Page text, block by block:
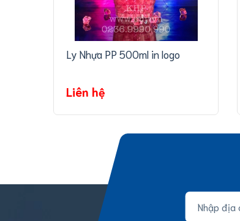
Ly Nhựa PP 500ml in logo
Liên hệ